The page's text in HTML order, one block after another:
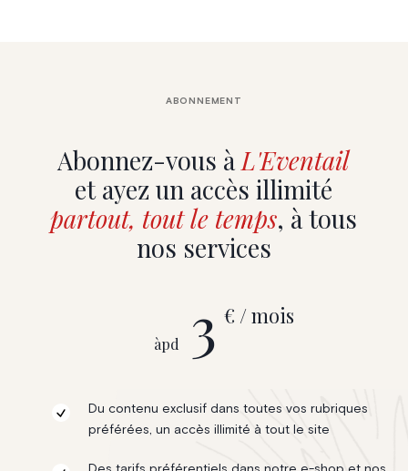
Abonnez-vous àL'Eventail
et ayez un accès illimité
partout, tout le temps, à tous
nos services
ABONNEMENT
àpd 3 € / mois
Du contenu exclusif dans toutes vos rubriques
préférées, un accès illimité à tout le site